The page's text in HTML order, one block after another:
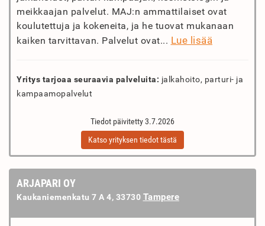
meikkaajan palvelut. MAJ:n ammattilaiset ovat
koulutettuja ja kokeneita, ja he tuovat mukanaan
kaiken tarvittavan. Palvelut ovat... Lue lisää
Yritys tarjoaa seuraavia palveluita: jalkahoito, parturi- ja
kampaamopalvelut
Tiedot päivitetty 3.7.2026
Katso yrityksen tiedot tästä
ARJAPARI OY
Kaukaniemenkatu 7 A 4, 33730 Tampere